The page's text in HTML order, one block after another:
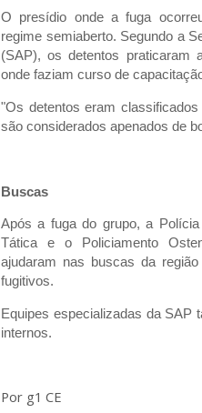
O presídio onde a fuga
regime semiaberto. Segundo a
(SAP), os detentos praticaram
onde faziam curso de
"Os detentos eram
são considerados apenados de
Buscas
Após a fuga do grupo, a
Tática e o Policiamento
ajudaram nas buscas da
fugitivos.
Equipes especializadas da SAP
internos.
Por g1 CE